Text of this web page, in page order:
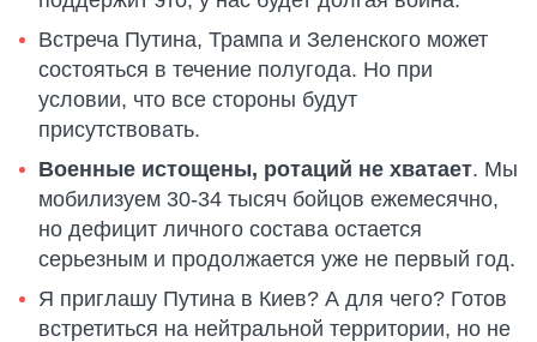
Встреча Путина, Трампа и Зеленского может
состояться в течение полугода. Но при
условии, что все стороны будут
присутствовать.
Военные истощены, ротаций не хватает. Мы
мобилизуем 30-34 тысяч бойцов ежемесячно,
но дефицит личного состава остается
серьезным и продолжается уже не первый год.
Я приглашу Путина в Киев? А для чего? Готов
встретиться на нейтральной территории, но не